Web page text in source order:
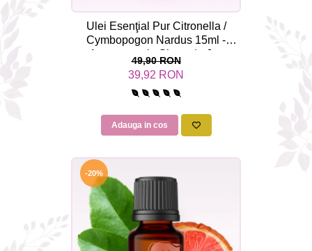
Ulei Esenţial Pur Citronella /
Cymbopogon Nardus 15ml -
Aromaterapie Sigura | nJoy
Nature
49,90 RON
39,92 RON
Adauga in cos
-20%